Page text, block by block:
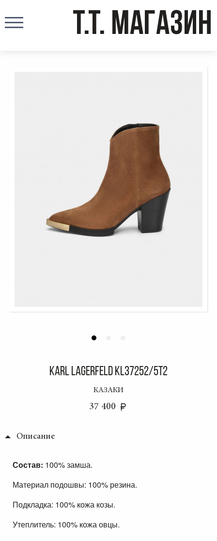
T.T. МАГАЗИН
KARL LAGERFELD KL37252/5T2
КАЗАКИ
37 400
Описание
Состав: 100% замша.
Материал подошвы: 100% резина.
Подкладка: 100% кожа козы.
Утеплитель: 100% кожа овцы.